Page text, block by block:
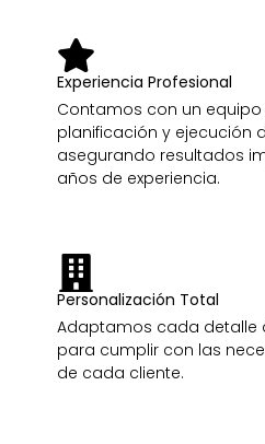
Experiencia Profesional
Contamos con un equipo
planificación y ejecución
asegurando resultados
años de experiencia.
Personalización Total
Adaptamos cada detalle
para cumplir con las
de cada cliente.